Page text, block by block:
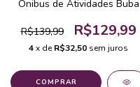
Ônibus de Atividades Buba
R$139,99 R$129,99
4x deR$32,50 sem juros